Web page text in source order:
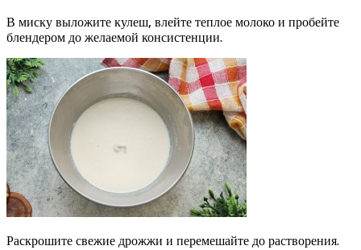
В миску выложите кулеш, влейте теплое молоко и пробейте
блендером до желаемой консистенции.
Раскрошите свежие дрожжи и перемешайте до растворения.